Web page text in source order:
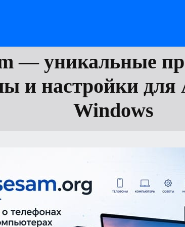
— уникальные
и настройки для
Windows